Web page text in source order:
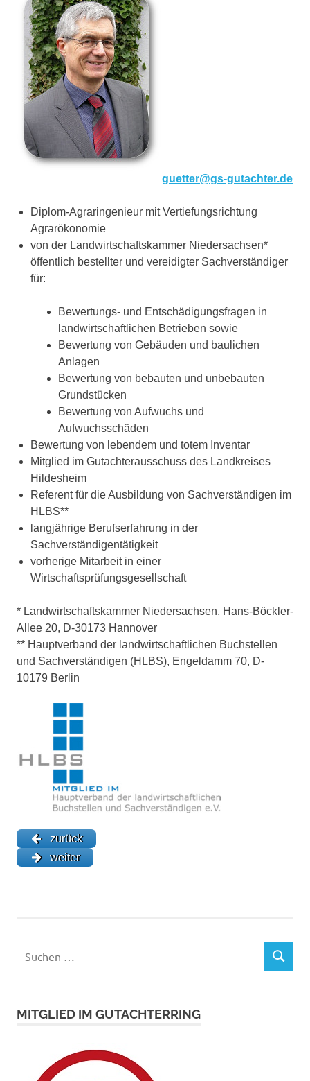
guetter@gs-gutachter.de
Diplom-Agraringenieur mit Vertiefungsrichtung
Agrarökonomie
von der Landwirtschaftskammer Niedersachsen*
öffentlich bestellter und vereidigter Sachverständiger
für:
Bewertungs- und Entschädigungsfragen in
landwirtschaftlichen Betrieben sowie
Bewertung von Gebäuden und baulichen
Anlagen
Bewertung von bebauten und unbebauten
Grundstücken
Bewertung von Aufwuchs und
Aufwuchsschäden
Bewertung von lebendem und totem Inventar
Mitglied im Gutachterausschuss des Landkreises
Hildesheim
Referent für die Ausbildung von Sachverständigen im
HLBS**
langjährige Berufserfahrung in der
Sachverständigentätigkeit
vorherige Mitarbeit in einer
Wirtschaftsprüfungsgesellschaft
* Landwirtschaftskammer Niedersachsen, Hans-Böckler-
Allee 20, D-30173 Hannover
** Hauptverband der landwirtschaftlichen Buchstellen
und Sachverständigen (HLBS), Engeldamm 70, D-
10179 Berlin
zurück
weiter
SUCHEN
MITGLIED IM GUTACHTERRING